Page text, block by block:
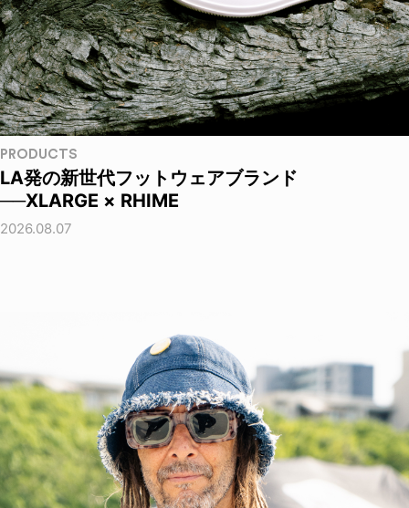
PRODUCTS
LA発の新世代フットウェアブランド
──XLARGE × RHIME
2026.08.07